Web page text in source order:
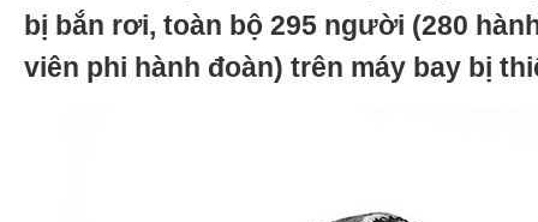
bị bắn rơi, toàn bộ 295 người (280
viên phi hành đoàn) trên máy bay bị